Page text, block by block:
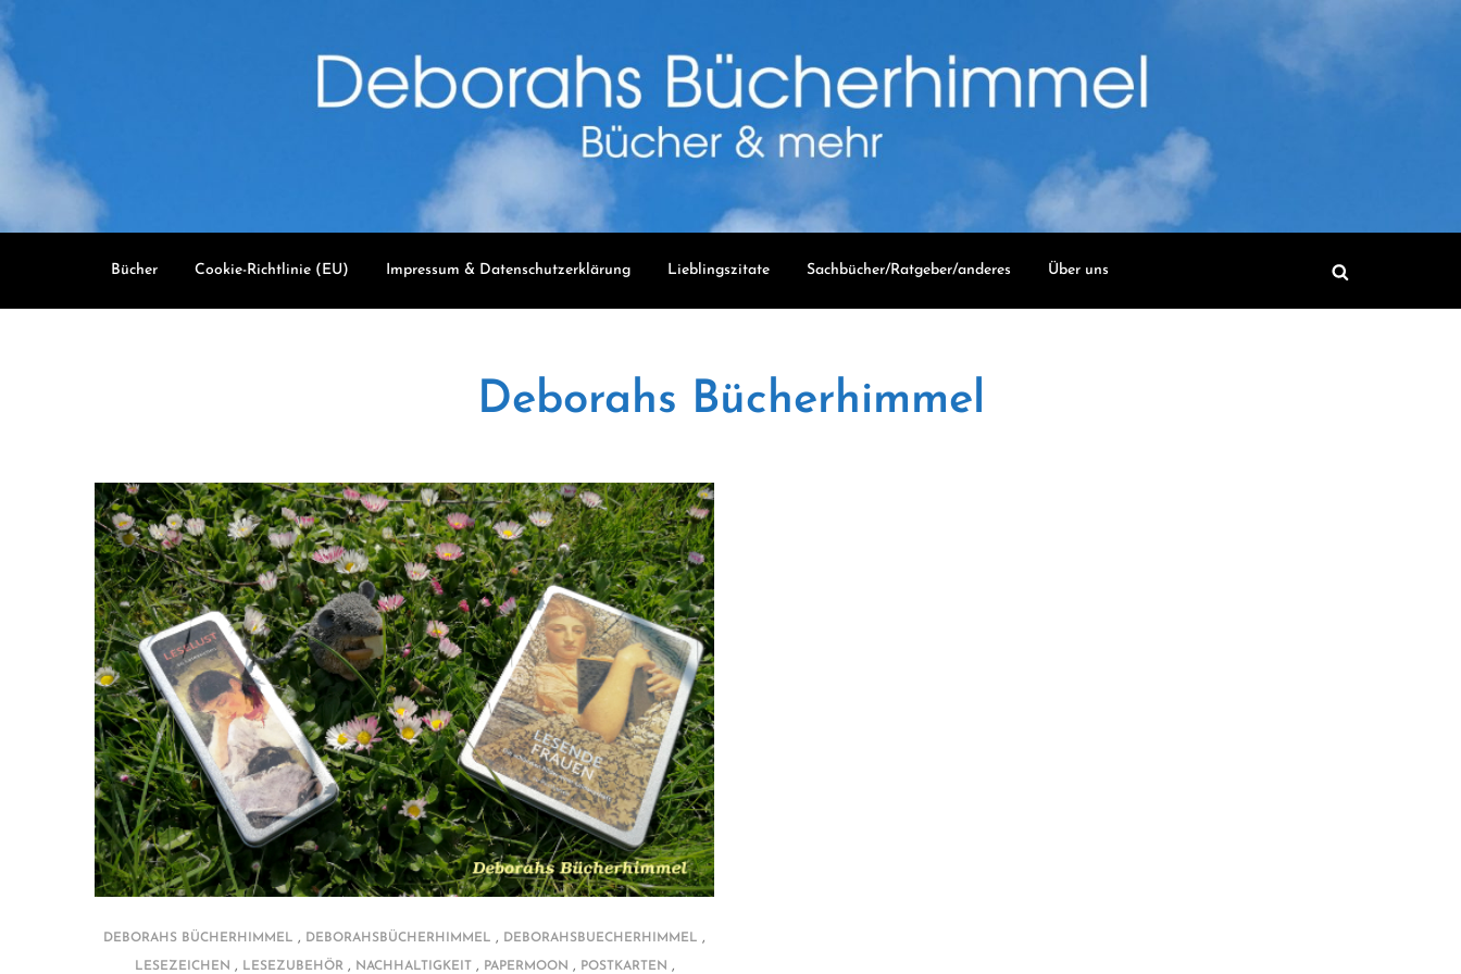
content
Bücher Cookie-Richtlinie (EU) Impressum & Datenschutzerklärung Lieblingszitate Sachbücher/Ratgeber/anderes Über uns
Deborahs Bücherhimmel
DEBORAHS BÜCHERHIMMEL , DEBORAHSBÜCHERHIMMEL , DEBORAHSBUECHERHIMMEL ,
LESEZEICHEN , LESEZUBEHÖR, NACHHALTIGKEIT, PAPERMOON , POSTKARTEN ,